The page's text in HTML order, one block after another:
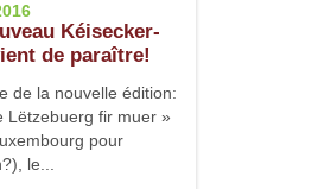
Kéisecker-
de paraître!
de la nouvelle édition:
Lëtzebuerg fir muer »
pour
le...